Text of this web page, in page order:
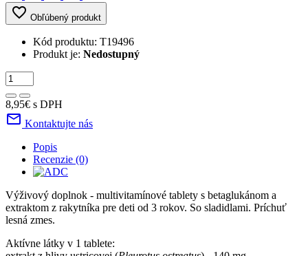
favorite_border Obľúbený produkt
Kód produktu: T19496
Produkt je: Nedostupný
8,95€ s DPH
mail_outline Kontaktujte nás
Popis
Recenzie (0)
Výživový doplnok - multivitamínové tablety s betaglukánom a
extraktom z rakytníka pre deti od 3 rokov. So sladidlami. Príchuť
lesná zmes.
Aktívne látky v 1 tablete: